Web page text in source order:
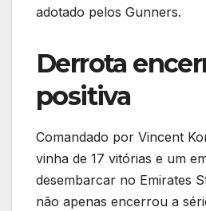
adotado pelos Gunners.
Derrota
positiva
Comandado por Vincent
vinha de 17 vitórias e um
desembarcar no Emirates
não apenas encerrou a